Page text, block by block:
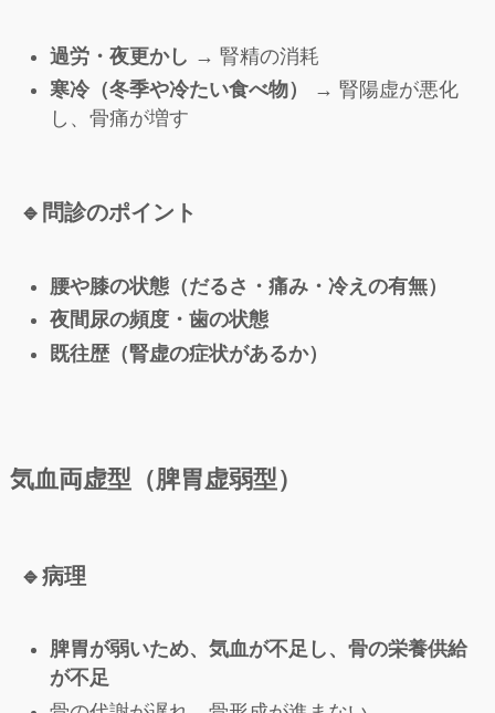
過労・夜更かし → 腎精の消耗
寒冷（冬季や冷たい食べ物）
→ 腎陽虚が悪化
し、骨痛が増す
🔹 問診のポイント
腰や膝の状態（だるさ・痛み・冷えの有無）
夜間尿の頻度・歯の状態
既往歴（腎虚の症状があるか）
気血両虚型（脾胃虚弱型）
🔹病理
脾胃が弱いため、気血が不足し、骨の栄養供給
が不足